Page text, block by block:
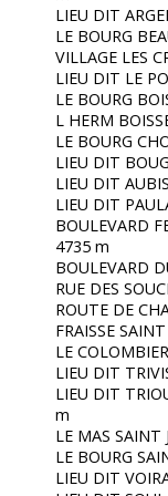
LIEU DIT
LE BOURG
VILLAGE LES
LIEU DIT LE
LE BOURG
L HERM
LE BOURG
LIEU DIT
LIEU DIT
LIEU DIT
BOULEVARD
4735 m
BOULEVARD
RUE DES
ROUTE DE
FRAISSE
LE
LIEU DIT
LIEU DIT
m
LE MAS SAINT
LE BOURG
LIEU DIT